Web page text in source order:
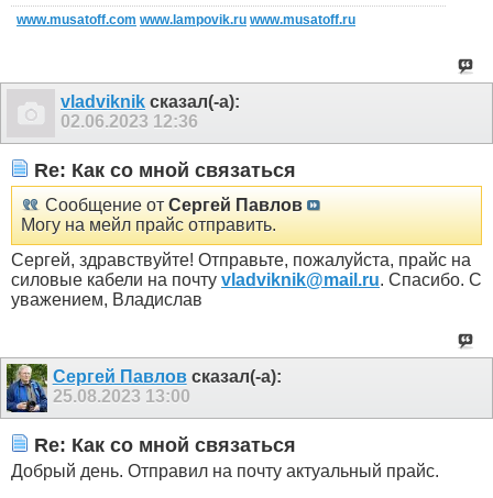
www.musatoff.com www.lampovik.ru www.musatoff.ru
vladviknik сказал(-а):
02.06.2023 12:36
Re: Как со мной связаться
Сообщение от Сергей Павлов
Могу на мейл прайс отправить.
Сергей, здравствуйте! Отправьте, пожалуйста, прайс на
силовые кабели на почту vladviknik@mail.ru. Спасибо. С
уважением, Владислав
Сергей Павловсказал(-а):
25.08.2023 13:00
Re: Как со мной связаться
Добрый день. Отправил на почту актуальный прайс.